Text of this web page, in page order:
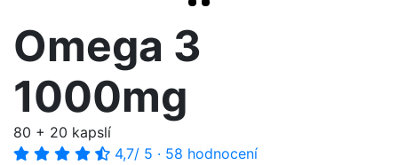
Omega 3
1000mg
80 + 20 kapslí
4,7/ 5 · 58 hodnocení